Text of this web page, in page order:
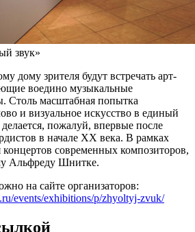
звук»
дому зрителя будут встречать арт-
воедино музыкальные
Столь масштабная попытка
и визуальное искусство в единый
пожалуй, впервые после
в начале ХХ века. В рамках
концертов современных композиторов,
Альфреду Шнитке.
на сайте организаторов:
events/exhibitions/p/zhyoltyj-zvuk/